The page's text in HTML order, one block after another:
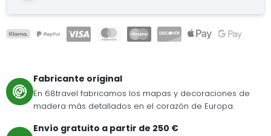
Fabricante original
En 68travel fabricamos los mapas y decoraciones de
madera más detallados en el corazón de Europa.
Envío gratuito a partir de 250 €